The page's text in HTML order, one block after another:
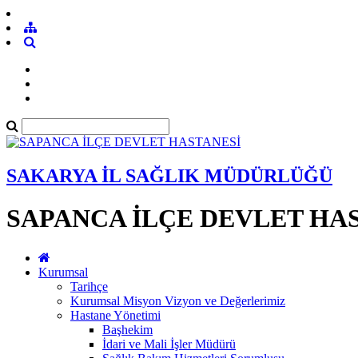
SAKARYA İL SAĞLIK MÜDÜRLÜĞÜ
SAPANCA İLÇE DEVLET
Kurumsal
Tarihçe
Kurumsal Misyon Vizyon ve Değerlerimiz
Hastane Yönetimi
Başhekim
İdari ve Mali İşler Müdürü